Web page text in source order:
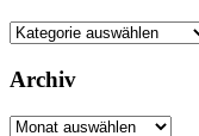
Kategorien
Archiv
Archiv